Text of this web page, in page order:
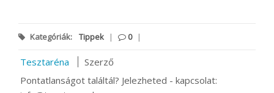
Kategóriák: Tippek | 0 |
Tesztaréna
Szerző
Pontatlanságot találtál? Jelezheted - kapcsolat: